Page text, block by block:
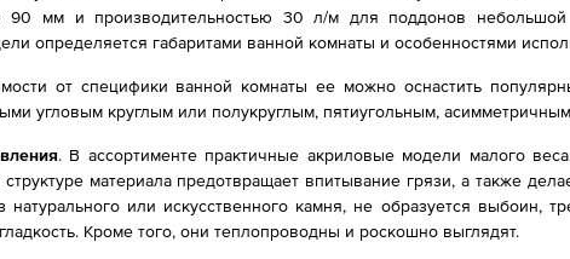
Ø 90 мм и производительностью 30 л/м для поддонов
определяется габаритами ванной комнаты и особенностями
от специфики ванной комнаты ее можно оснастить
угловым круглым или полукруглым, пятиугольным,
. В ассортименте практичные акриловые модели малого
структуре материала предотвращает впитывание грязи, а также
натурального или искусственного камня, не образуется
Кроме того, они теплопроводны и роскошно выглядят.